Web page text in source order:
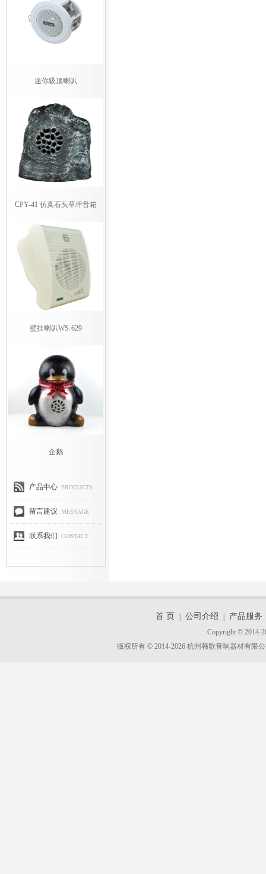
迷你吸顶喇叭
CPY-41 仿真石头草坪音箱
壁挂喇叭WS-629
企鹅
产品中心 PRODUCTS
留言建议 MESSAGE
联系我们 CONTACT
首 页 公司介绍 产品服务
Copyright © 2014-
版权所有 © 2014-2026 杭州韩歌音响器材有限